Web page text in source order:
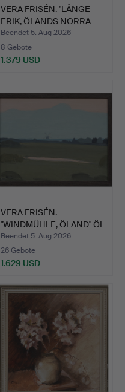
VERA FRISÉN. "LÅNGE
ERIK, ÖLANDS NORRA
UDD…
Beendet 5. Aug 2026
8 Gebote
1.379 USD
VERA FRISÉN.
"WINDMÜHLE, ÖLAND" ÖL
AUF LEI…
Beendet 5. Aug 2026
26 Gebote
1.629 USD